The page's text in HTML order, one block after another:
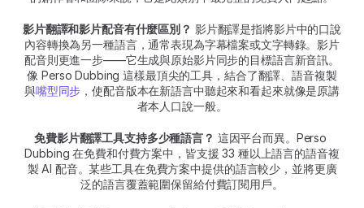
影片翻譯和影片配音有什麼區別？ 影片翻譯是指將影片中的口說
內容轉換為另一種語言，通常表現為字幕檔案或文字轉錄。影片
配音則更進一步——它生成與原始影片同步的目標語言新音訊。
像 Perso Dubbing 這樣最頂尖的工具，結合了翻譯、語音複製
與嘴型同步 ，使配音版本在新語言中聽起來和看起來就像是原講
者本人口說一般。
免費影片翻譯工具支持多少種語言？ 這因平台而異。Perso
Dubbing 在免費和付費方案中，皆支援 33 種以上語言的語音複
製 AI 配音。某些工具在免費方案中提供的語言較少，並將更廣
泛的語言覆蓋範圍保留給付費訂閱用戶。